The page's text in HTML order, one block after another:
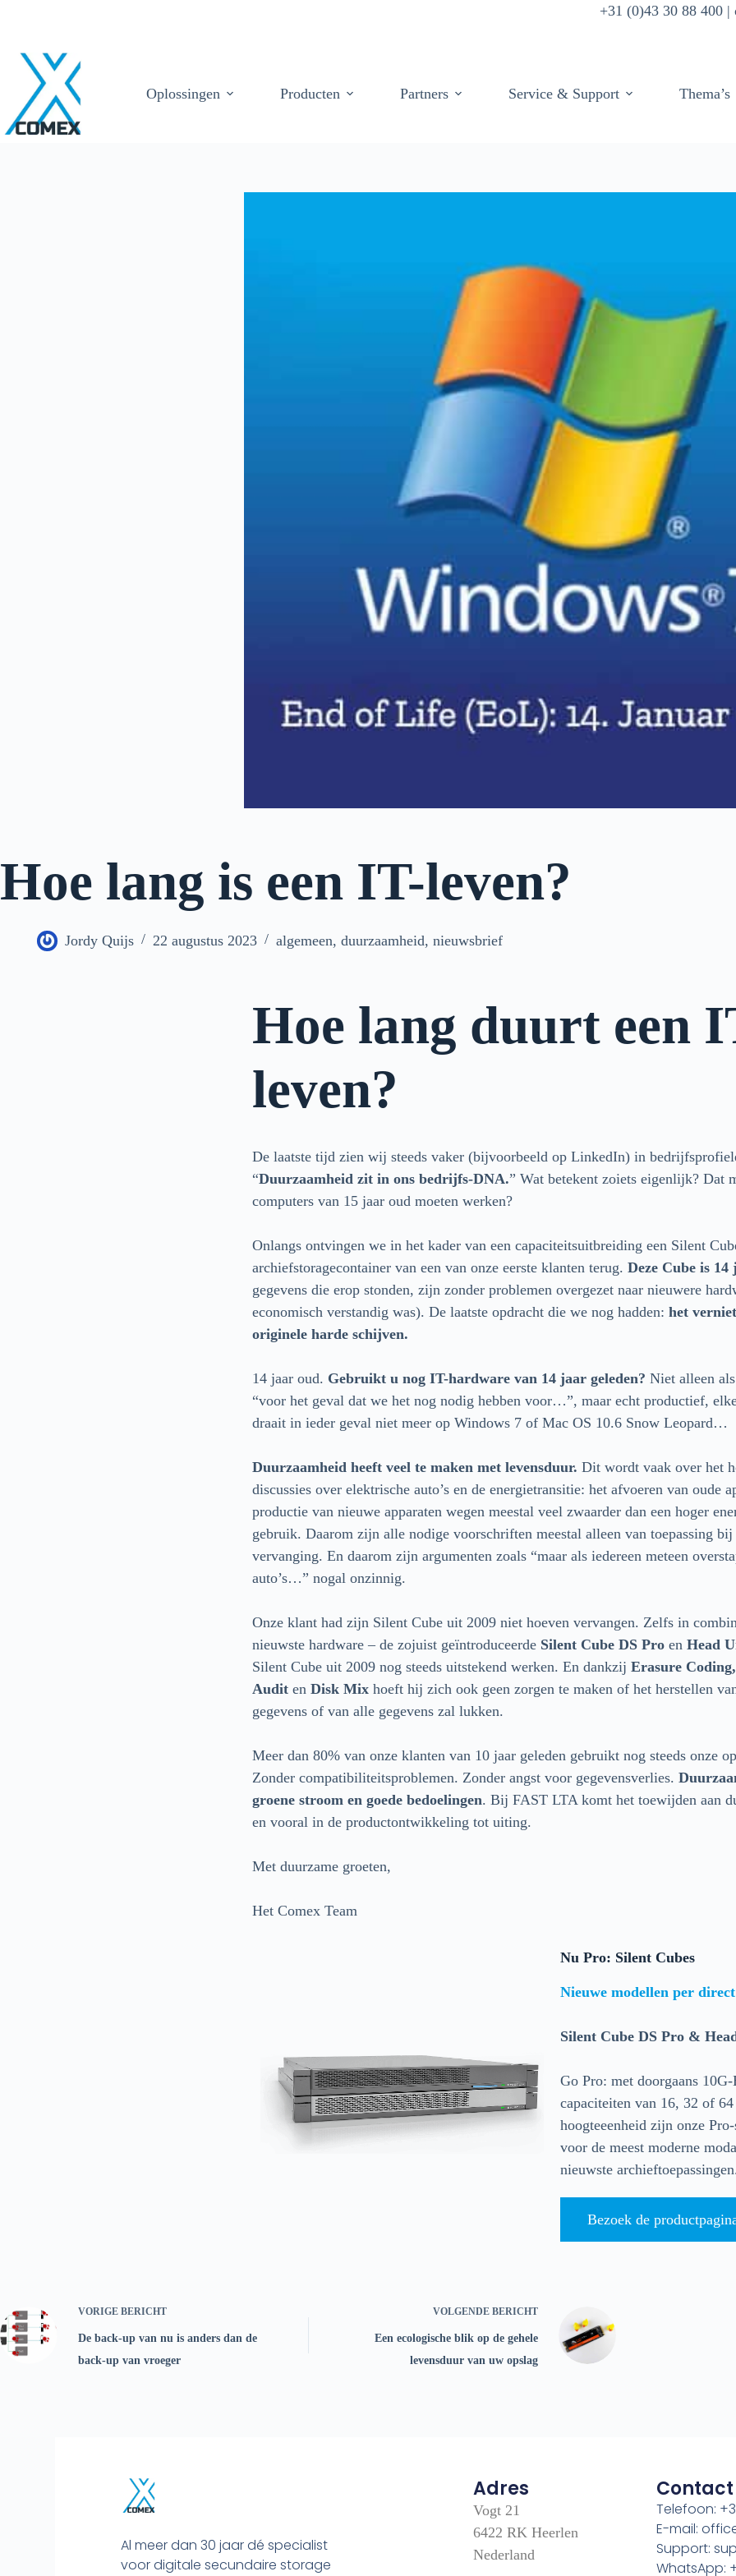
+31 (0)43 30 88 400
Oplossingen Producten Partners Service & Support Thema’s
Hoe lang is een IT-leven?
Jordy Quijs 22 augustus 2023 algemeen, duurzaamheid, nieuwsbrief
Hoe lang duurt een
leven?
De laatste tijd zien wij steeds vaker (bijvoorbeeld op LinkedIn) in
“Duurzaamheid zit in ons bedrijfs-DNA.” Wat betekent zoiets eigenlijk? Dat
computers van 15 jaar oud moeten werken?
Onlangs ontvingen we in het kader van een capaciteitsuitbreiding een Silent
archiefstoragecontainer van een van onze eerste klanten terug. Deze Cube is
gegevens die erop stonden, zijn zonder problemen overgezet naar nieuwere
economisch verstandig was). De laatste opdracht die we nog hadden: het
originele harde schijven.
14 jaar oud. Gebruikt u nog IT-hardware van 14 jaar geleden? Niet alleen
“voor het geval dat we het nog nodig hebben voor…”, maar echt productief,
draait in ieder geval niet meer op Windows 7 of Mac OS 10.6 Snow Leopard…
Duurzaamheid heeft veel te maken met levensduur. Dit wordt vaak over het
discussies over elektrische auto’s en de energietransitie: het afvoeren van oude
productie van nieuwe apparaten wegen meestal veel zwaarder dan een hoger
gebruik. Daarom zijn alle nodige voorschriften meestal alleen van toepassing
vervanging. En daarom zijn argumenten zoals “maar als iedereen meteen
auto’s…” nogal onzinnig.
Onze klant had zijn Silent Cube uit 2009 niet hoeven vervangen. Zelfs in
nieuwste hardware – de zojuist geïntroduceerde Silent Cube DS Pro en Head
Silent Cube uit 2009 nog steeds uitstekend werken. En dankzij Erasure
Audit en Disk Mix hoeft hij zich ook geen zorgen te maken of het herstellen
gegevens of van alle gegevens zal lukken.
Meer dan 80% van onze klanten van 10 jaar geleden gebruikt nog steeds onze
Zonder compatibiliteitsproblemen. Zonder angst voor gegevensverlies.
groene stroom en goede bedoelingen. Bij FAST LTA komt het toewijden aan
en vooral in de productontwikkeling tot uiting.
Met duurzame groeten,
Het Comex Team
Nu Pro: Silent Cubes
Nieuwe modellen per
Silent Cube DS Pro &
Go Pro: met doorgaans
capaciteiten van 16, 32 of
hoogteeenheid zijn onze
voor de meest moderne
nieuwste
Bezoek de
VORIGE BERICHT
De back-up van nu is anders dan de
back-up van vroeger
VOLGENDE BERICHT
Een ecologische blik op de gehele
levensduur van uw opslag
Al meer dan 30 jaar dé specialist
voor digitale secundaire storage
Adres
Vogt 21
6422 RK Heerlen
Nederland
Contact
Telefoon:
E-mail:
Support:
WhatsApp: